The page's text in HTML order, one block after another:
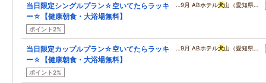
当日限定シングルプラン☆空いてたらラッキ
ー☆【健康朝食・大浴場無料】
ポイント2%
…9月 ABホテル犬山（愛知県…
当日限定カップルプラン☆空いてたらラッキ
ー☆【健康朝食・大浴場無料】
ポイント2%
…9月 ABホテル犬山（愛知県…